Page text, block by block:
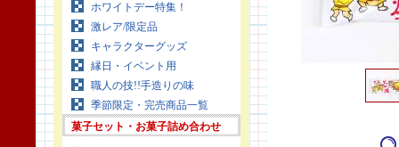
ホワイトデー特集！
激レア/限定品
キャラクターグッズ
縁日・イベント用
職人の技!!手造りの味
季節限定・完売商品一覧
菓子セット・お菓子詰め合わせ